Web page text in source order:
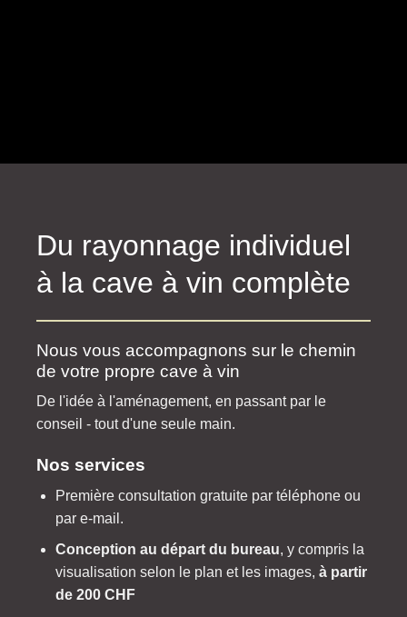
Du rayonnage individuel
à la cave à vin complète
Nous vous accompagnons sur le chemin
de votre propre cave à vin
De l'idée à l'aménagement, en passant par le
conseil - tout d'une seule main.
Nos services
Première consultation gratuite par téléphone ou
par e-mail.
Conception au départ du bureau, y compris la
visualisation selon le plan et les images, à partir
de 200 CHF